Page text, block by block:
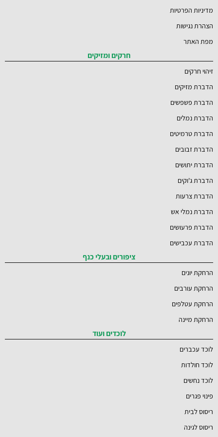
מדיניות הפרטיות
הצהרת נגישות
מפת האתר
חרקים ומזיקים
זיהוי חרקים
הדברת מזיקים
הדברת פשפשים
הדברת נמלים
הדברת טרמיטים
הדברת זבובים
הדברת יתושים
הדברת ג'וקים
הדברת צרעות
הדברת נמלי אש
הדברת פרעושים
הדברת עכבישים
ציפורים ובעלי כנף
הרחקת יונים
הרחקת עורבים
הרחקת עטלפים
הרחקת מיינה
לוכדים ועוד
לוכד עכברים
לוכד חולדות
לוכד נחשים
פינוי פגרים
ריסוס לבית
ריסוס לגינה